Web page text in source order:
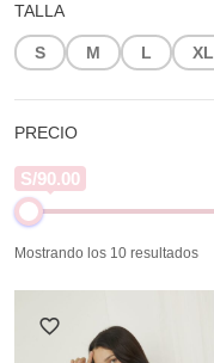
TALLA
S M L XL
PRECIO
S/90.00
Mostrando los 10 resultados